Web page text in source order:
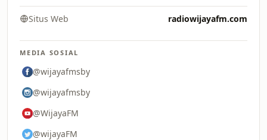
Situs Web radiowijayafm.com
MEDIA SOSIAL
@wijayafmsby
@wijayafmsby
@WijayaFM
@wijayaFM